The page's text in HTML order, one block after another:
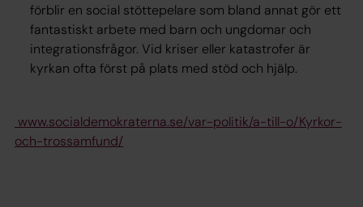
förblir en social stöttepelare som bland annat gör ett
fantastiskt arbete med barn och ungdomar och
integrationsfrågor. Vid kriser eller katastrofer är
kyrkan ofta först på plats med stöd och hjälp.
www.socialdemokraterna.se/var-politik/a-till-o/Kyrkor-
och-trossamfund/